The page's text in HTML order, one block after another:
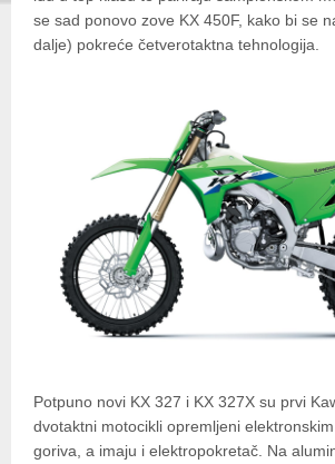
se sad ponovo zove KX 450F, kako bi se
dalje) pokreće četverotaktna tehnologija.
Potpuno novi KX 327 i KX 327X su prvi
dvotaktni motocikli opremljeni
goriva, a imaju i elektropokretač. Na